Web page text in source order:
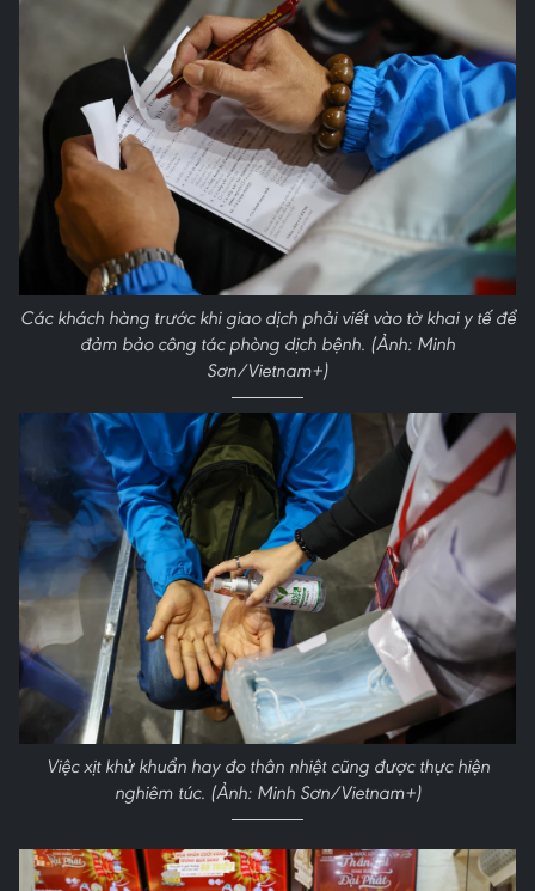
Các khách hàng trước khi giao dịch phải viết vào tờ khai y tế để
đảm bảo công tác phòng dịch bệnh. (Ảnh: Minh
Sơn/Vietnam+)
Việc xịt khử khuẩn hay đo thân nhiệt cũng được thực hiện
nghiêm túc. (Ảnh: Minh Sơn/Vietnam+)